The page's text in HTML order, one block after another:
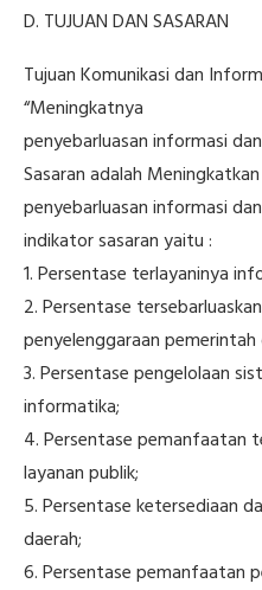
D. TUJUAN DAN SASARAN
Tujuan Komunikasi dan
“Meningkatnya
penyebarluasan informasi
Sasaran adalah Meningkatkan
penyebarluasan informasi
indikator sasaran yaitu :
1. Persentase terlayaninya
2. Persentase
penyelenggaraan pemerintah
3. Persentase pengelolaan
informatika;
4. Persentase pemanfaatan
layanan publik;
5. Persentase ketersediaan
daerah;
6. Persentase pemanfaatan